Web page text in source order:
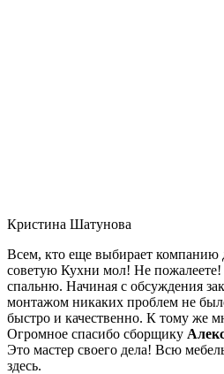
Кристина Шатунова
Всем, кто еще выбирает компанию
советую Кухни мол! Не
спальню. Начиная с обсуждения
монтажом никаких проблем не
быстро и качественно. К тому же
Огромное спасибо сборщику
Это мастер своего дела! Всю
здесь.